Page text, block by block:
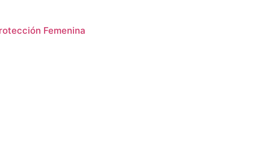
Femenina